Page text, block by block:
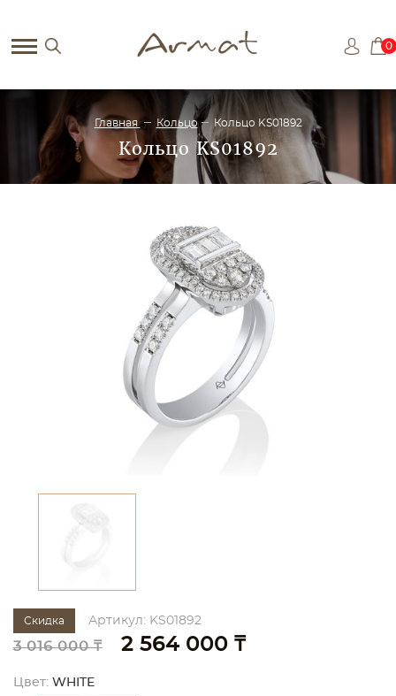
0
Главная Кольцо Кольцо KS01892
Кольцо KS01892
Скидка Артикул: KS01892
3 016 000 ₸ 2 564 000 ₸
Цвет: WHITE